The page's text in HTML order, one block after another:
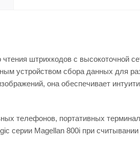
штрихкодов с высокоточной
устройством сбора данных для
она обеспечивает
телефонов, портативных
серии Magellan 800i при